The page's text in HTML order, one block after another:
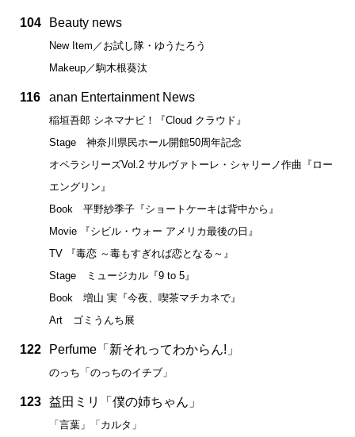
104 Beauty news
New Item／お試し隊・ゆうたろう
Makeup／駒木根葵汰
116 anan Entertainment News
稲垣吾郎 シネマナビ！『Cloud クラウド』
Stage 神奈川県民ホール開館50周年記念
オペラシリーズVol.2 サルヴァトーレ・シャリーノ作曲『ロー
エングリン』
Book 平野紗季子『ショートケーキは背中から』
Movie 『シビル・ウォー アメリカ最後の日』
TV 『毒恋 ～毒もすぎれば恋となる～』
Stage ミュージカル『9 to 5』
Book 増山 実『今夜、喫茶マチカネで』
Art ゴミうんち展
122 Perfume「新それってわからん!」
のっち「のっちのイチブ」
123 益田ミリ「僕の姉ちゃん」
「言葉」「カルタ」